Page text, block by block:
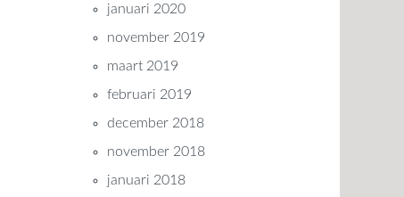
januari 2020
november 2019
maart 2019
februari 2019
december 2018
november 2018
januari 2018